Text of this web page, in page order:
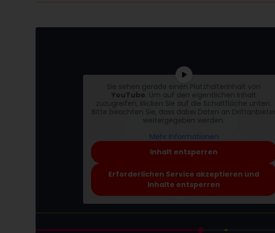
Sie sehen gerade einen Platzhalterinhalt von
YouTube. Um auf den eigentlichen Inhalt
zuzugreifen, klicken Sie auf die Schaltfläche unten.
Bitte beachten Sie, dass dabei Daten an Drittanbieter
weitergegeben werden.
Mehr Informationen
Inhalt entsperren
Erforderlichen Service akzeptieren und
Inhalte entsperren